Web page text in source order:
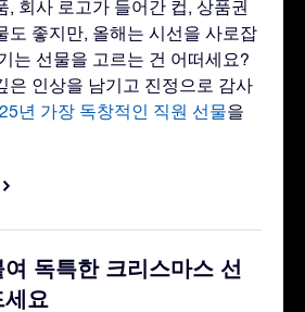
, 회사 로고가 들어간 컵, 상품권
도 좋지만, 올해는 시선을 사로잡
는 선물을 고르는 건 어떠세요?
은 인상을 남기고 진정으로 감사
년 가장 독창적인 직원 선물을
독특한 크리스마스 선
요